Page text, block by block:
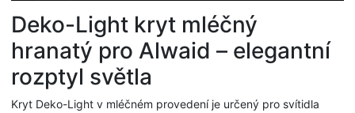
Deko-Light kryt mléčný
hranatý pro Alwaid – elegantní
rozptyl světla
Kryt Deko-Light v mléčném provedení je určený pro svítidla